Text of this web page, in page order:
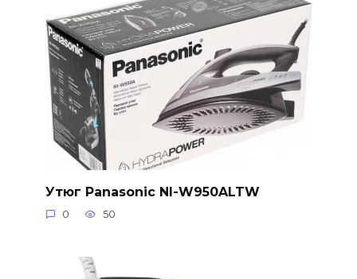
Утюг Panasonic NI-W950ALTW
0 50